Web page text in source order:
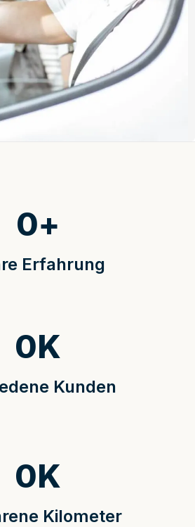
Erfahrung
0+
Kunden
0K
Kilometer
0K